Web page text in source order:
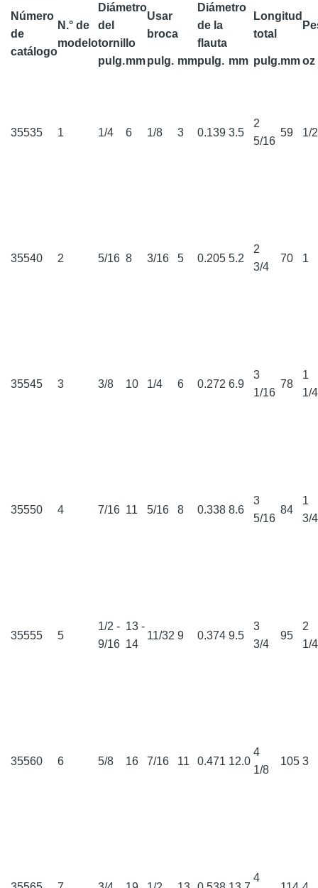
Número
de
catálogo
N.° de
modelo
Diámetro
del
tornillo
Usar
broca
Diámetro
de la
flauta
Longitud
total
pulg.mmpulg. mmpulg. mm pulg.mmoz
35535 1 1/4 6 1/8 3 0.139 3.5
2
5/16
59 1/
35540 2 5/16 8 3/16 5 0.205 5.2
2
3/4
70 1
35545 3 3/8 10 1/4 6 0.272 6.9
3
1/16
78
1
1/
35550 4 7/16 11 5/16 8 0.338 8.6
3
5/16
84
1
3/
35555 5
1/2 -
9/16
13 -
14
11/32 9 0.374 9.5
3
3/4
95
2
1/
35560 6 5/8 16 7/16 11 0.471 12.0
4
1/8
105 3
4